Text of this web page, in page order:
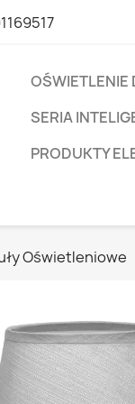
OŚWIETLENIE
SERIA
PRODUKTY
Oświetleniowe